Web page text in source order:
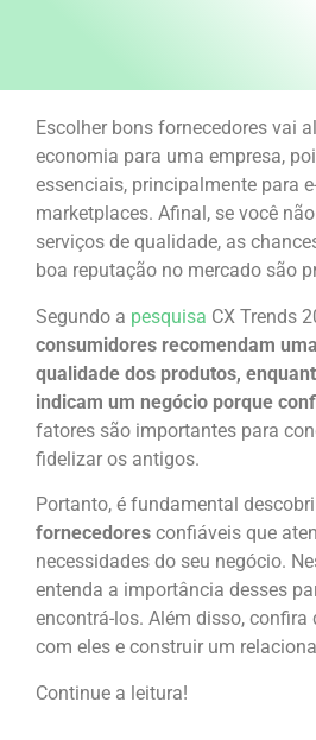
Escolher bons fornecedores vai
economia para uma empresa,
essenciais, principalmente para
marketplaces. Afinal, se você
serviços de qualidade, as
boa reputação no mercado são
Segundo a pesquisa CX Trends
consumidores recomendam
qualidade dos produtos,
indicam um negócio porque
fatores são importantes para
fidelizar os antigos.
Portanto, é fundamental
fornecedores confiáveis que
necessidades do seu negócio.
entenda a importância desses
encontrá-los. Além disso,
com eles e construir um
Continue a leitura!